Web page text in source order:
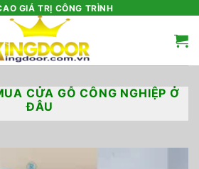
GIÁ TRỊ CÔNG TRÌNH
CỬA GỖ CÔNG NGHIỆP Ở
ĐÂU